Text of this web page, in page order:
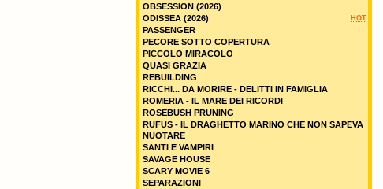
OBSESSION (2026)
HOT
ODISSEA (2026)
PASSENGER
PECORE SOTTO COPERTURA
PICCOLO MIRACOLO
QUASI GRAZIA
REBUILDING
RICCHI... DA MORIRE - DELITTI IN FAMIGLIA
ROMERIA - IL MARE DEI RICORDI
ROSEBUSH PRUNING
RUFUS - IL DRAGHETTO MARINO CHE NON SAPEVA
NUOTARE
SANTI E VAMPIRI
SAVAGE HOUSE
SCARY MOVIE 6
SEPARAZIONI